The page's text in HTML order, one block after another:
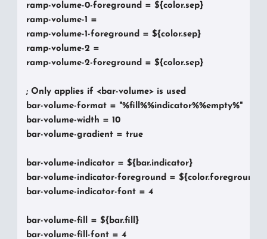
ramp-volume-0-foreground = ${color.sep}
ramp-volume-1 =
ramp-volume-1-foreground = ${color.sep}
ramp-volume-2 =
ramp-volume-2-foreground = ${color.sep}
; Only applies if <bar-volume> is used
bar-volume-format = "%fill%%indicator%%empty%"
bar-volume-width = 10
bar-volume-gradient = true
bar-volume-indicator = ${bar.indicator}
bar-volume-indicator-foreground = ${color.foreground}
bar-volume-indicator-font = 4
bar-volume-fill = ${bar.fill}
bar-volume-fill-font = 4